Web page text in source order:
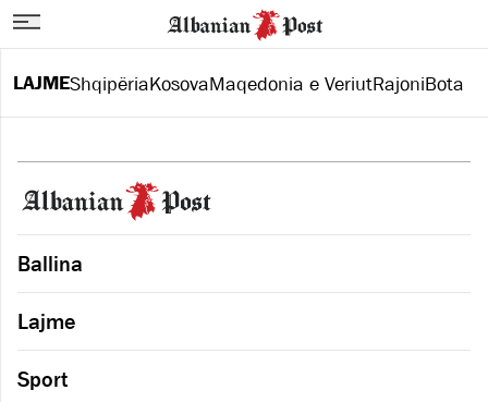
LAJMEShqipëriaKosovaMaqedonia e VeriutRajoniBota
Ballina
Lajme
Sport